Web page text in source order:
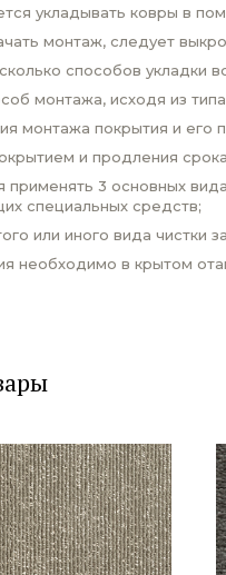
укладывать ковры в
монтаж, следует
способов укладки
монтажа, исходя из
монтажа покрытия и его
и продления
применять 3 основных
специальных средств;
или иного вида чистки
необходимо в крытом